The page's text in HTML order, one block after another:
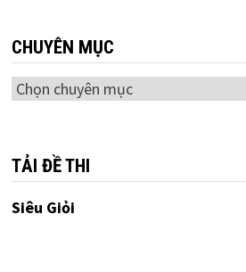
CHUYÊN MỤC
Chuyên
TẢI ĐỀ THI
Siêu Giỏi